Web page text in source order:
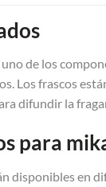
de los
Los frascos
difundir la
para
disponibles en